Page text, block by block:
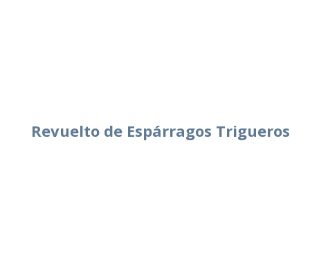
Revuelto de Espárragos Trigueros